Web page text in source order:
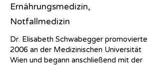
Ernährungsmedizin,
Notfallmedizin
Dr. Elisabeth Schwabegger promovierte
2006 an der Medizinischen Universität
Wien und begann anschließend mit der